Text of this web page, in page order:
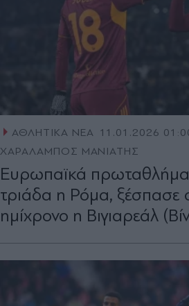
ΑΘΛΗΤΙΚΑ ΝΕΑ 11.01.2026
ΧΑΡΑΛΑΜΠΟΣ ΜΑΝΙΑΤΗΣ
Ευρωπαϊκά
τριάδα η Ρόμα, ξέσπασε
ημίχρονο η Βιγιαρεάλ